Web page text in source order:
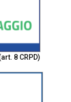
8 CRPD)